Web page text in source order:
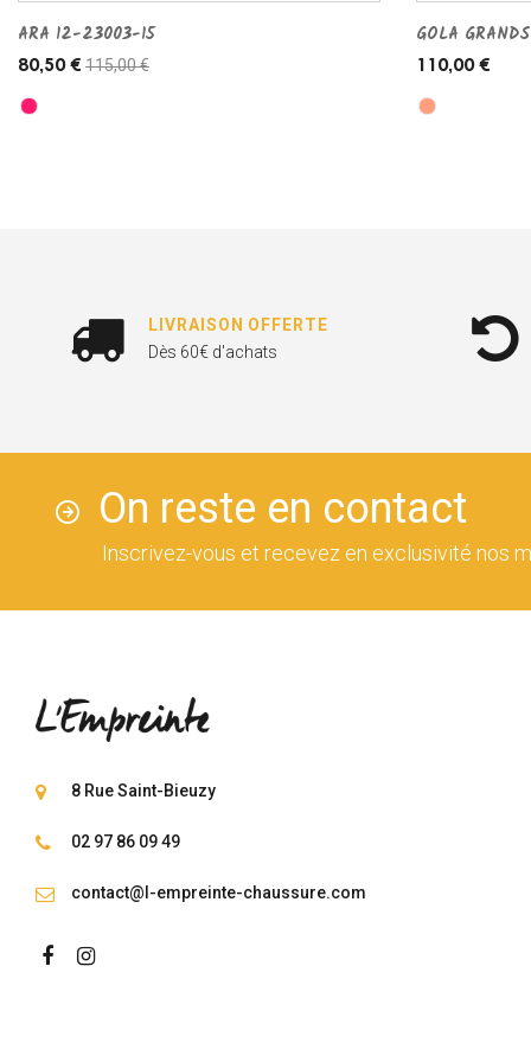
ARA 12-23003-15
80,50 € 115,00 €
GOLA
110,00 €
LIVRAISON OFFERTE
Dès 60€ d'achats
On reste en contact
Inscrivez-vous et recevez en exclusivité nos
8 Rue Saint-Bieuzy
02 97 86 09 49
contact@l-empreinte-chaussure.com